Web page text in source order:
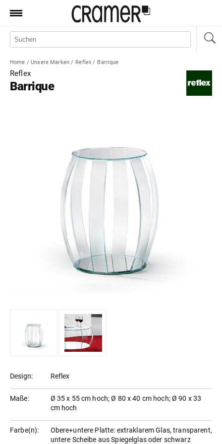
Produkte
Manufaktur
Aktionen
Home / Unsere Marken / Reflex / Barrique
Reflex
Barrique
Design: Reflex
Maße:
Ø 35 x 55 cm hoch; Ø 80 x 40 cm hoch; Ø 90 x 33
cm hoch
Farbe(n):
Obere+untere Platte: extraklarem Glas, transparent,
untere Scheibe aus Spiegelglas oder schwarz